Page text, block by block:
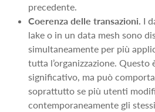
precedente.
Coerenza delle transazioni. I
lake o in un data mesh sono
simultaneamente per più
tutta l’organizzazione. Questo
significativo, ma può
soprattutto se più utenti
contemporaneamente gli